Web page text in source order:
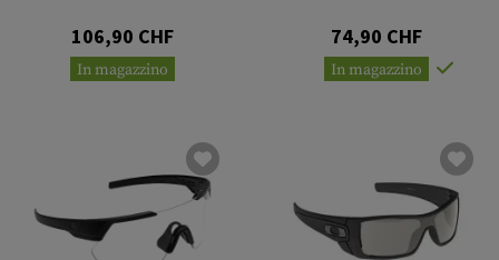
106,90 CHF
In magazzino
74,90 CHF
In magazzino